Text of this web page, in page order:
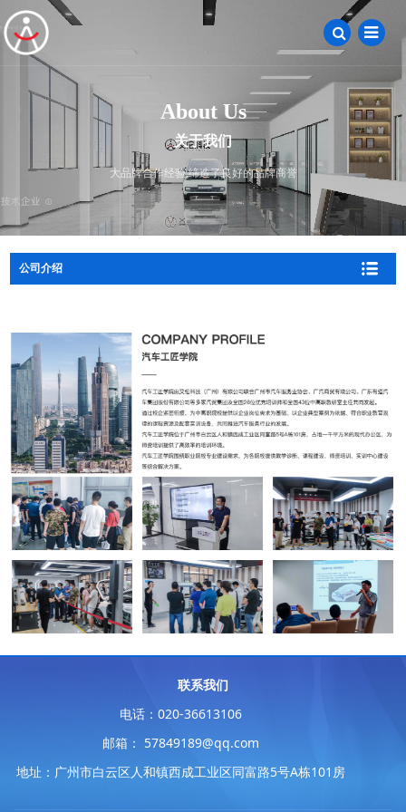
About Us
关于我们
大品牌合作经验,缔造了良好的品牌商誉
公司介绍
联系我们
电话：020-36613106
邮箱： 57849189@qq.com
地址：广州市白云区人和镇西成工业区同富路5号A栋101房